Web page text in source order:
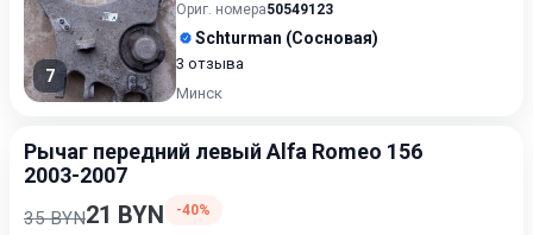
7
Ориг. номера50549123
Schturman (Сосновая)
3 отзыва
Минск
Рычаг передний левый Alfa Romeo 156
2003-2007
35 BYN21 BYN -40%